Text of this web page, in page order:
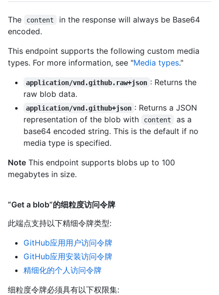
The content
in the response will always be Base64
encoded.
This endpoint supports the following custom media
types. For more information, see "Media types."
application/vnd.github.raw+json : Returns the
raw blob data.
application/vnd.github+json : Returns a JSON
representation of the blob with
content
as a
base64 encoded string. This is the default if no
media type is specified.
Note This endpoint supports blobs up to 100
megabytes in size.
“Get a blob”的细粒度访问令牌
此端点支持以下精细令牌类型:
GitHub应用用户访问令牌
GitHub应用安装访问令牌
精细化的个人访问令牌
细粒度令牌必须具有以下权限集: